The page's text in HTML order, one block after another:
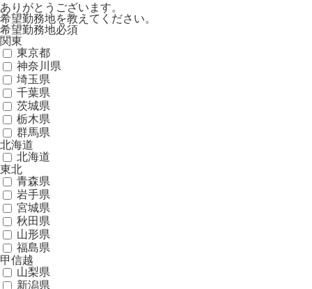
ありがとうございます。
希望勤務地を教えてください。
希望勤務地必須
関東
東京都
神奈川県
埼玉県
千葉県
茨城県
栃木県
群馬県
北海道
北海道
東北
青森県
岩手県
宮城県
秋田県
山形県
福島県
甲信越
山梨県
新潟県